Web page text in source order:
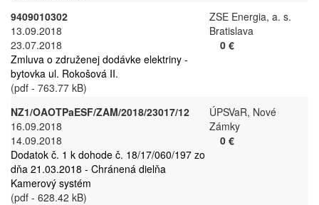
9409010302
13.09.2018
23.07.2018
Zmluva o združenej dodávke elektriny -
bytovka ul. Rokošová II.
(pdf - 763.77 kB)
ZSE Energia, a. s.
Bratislava
0 €
NZ1/OAOTPaESF/ZAM/2018/23017/12
16.09.2018
14.09.2018
Dodatok č. 1 k dohode č. 18/17/060/197 zo
dňa 21.03.2018 - Chránená dielňa
Kamerový systém
(pdf - 628.42 kB)
ÚPSVaR, Nové
Zámky
0 €